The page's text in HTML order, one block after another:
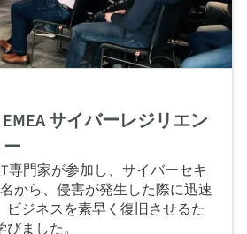
サイバーレジリエン
専門家が参加し、サイバーセキ
から、侵害が発生した際に迅速
ビジネスを素早く復旧させるた
ました。